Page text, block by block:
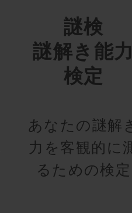
謎検
謎解き能
検定
あなたの謎解
力を客観的に
るための検定